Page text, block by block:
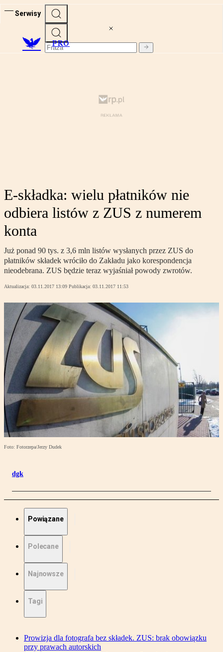
Serwisy
PRO
E-składka: wielu płatników nie
odbiera listów z ZUS z numerem
konta
Już ponad 90 tys. z 3,6 mln listów wysłanych przez ZUS do
płatników składek wróciło do Zakładu jako korespondencja
nieodebrana. ZUS będzie teraz wyjaśniał powody zwrotów.
Aktualizacja: 03.11.2017 13:09 Publikacja: 03.11.2017 11:53
Foto: Fotorzepa/Jerzy Dudek
dgk
Powiązane
Polecane
Najnowsze
Tagi
Prowizja dla fotografa bez składek. ZUS: brak obowiązku
przy prawach autorskich